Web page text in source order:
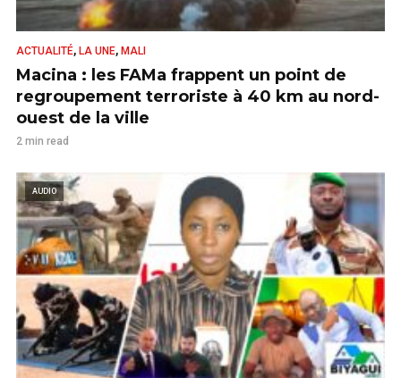
ACTUALITÉ, LA UNE, MALI
Macina : les FAMa frappent un point de
regroupement terroriste à 40 km au nord-
ouest de la ville
2 min read
AUDIO